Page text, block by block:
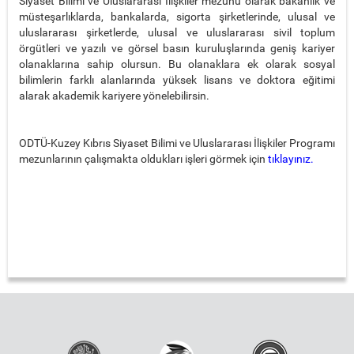
müsteşarlıklarda, bankalarda, sigorta şirketlerinde, ulusal ve
uluslararası şirketlerde, ulusal ve uluslararası sivil toplum
örgütleri ve yazılı ve görsel basın kuruluşlarında geniş kariyer
olanaklarına sahip olursun. Bu olanaklara ek olarak sosyal
bilimlerin farklı alanlarında yüksek lisans ve doktora eğitimi
alarak akademik kariyere yönelebilirsin.
ODTÜ-Kuzey Kıbrıs Siyaset Bilimi ve Uluslararası İlişkiler Programı
mezunlarının çalışmakta oldukları işleri görmek için tıklayınız.